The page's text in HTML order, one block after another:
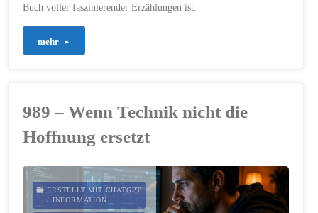
Buch voller faszinierender Erzählungen ist.
mehr
989 – Wenn Technik nicht die
Hoffnung ersetzt
ERSTELLT MIT CHATGPT
/ INFORMATION